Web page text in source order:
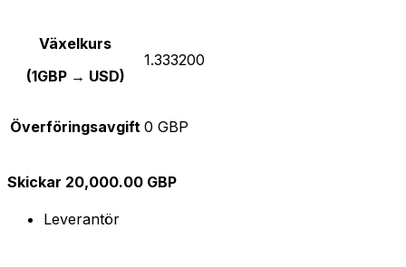
Växelkurs
(1GBP → USD)
1.333200
Överföringsavgift 0 GBP
Skickar 20,000.00 GBP
Leverantör